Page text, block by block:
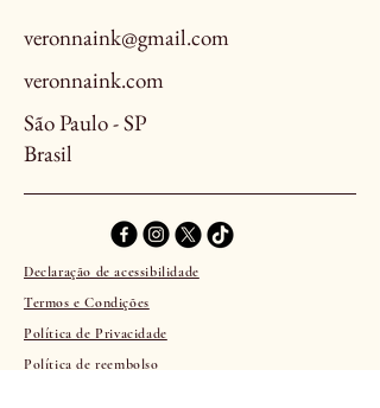
veronnaink@gmail.com
veronnaink.com
São Paulo - SP
Brasil
Declaração de acessibilidade
Termos e Condições
Política de Privacidade
Política de reembolso